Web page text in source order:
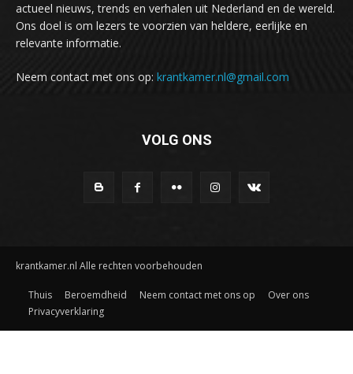
actueel nieuws, trends en verhalen uit Nederland en de wereld.
Ons doel is om lezers te voorzien van heldere, eerlijke en
relevante informatie.
Neem contact met ons op: krantkamer.nl@gmail.com
VOLG ONS
krantkamer.nl Alle rechten voorbehouden
Thuis Beroemdheid Neem contact met ons op
Over ons
Privacyverklaring